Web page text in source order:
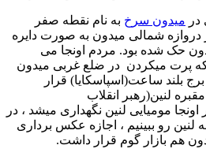
میدون سرخ به نام نقطه صفر
شمالی میدون به صورت دایره
حک شده بود. مردم اونجا می
پرت میکردن در ضلع غربی میدون
بلند ساعت(اسپاسکایا) قرار
لنین(رهبر انقلاب
مومیایی لنین نگهداری میشد ، در
رو ببینیم ، اجازه عکس برداری
هم بازار گوم قرار داشت.